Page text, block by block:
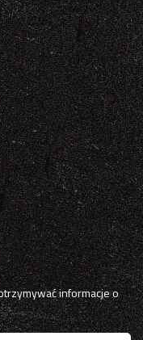
informacje o